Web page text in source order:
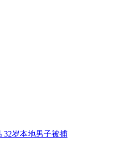
32岁本地男子被捕